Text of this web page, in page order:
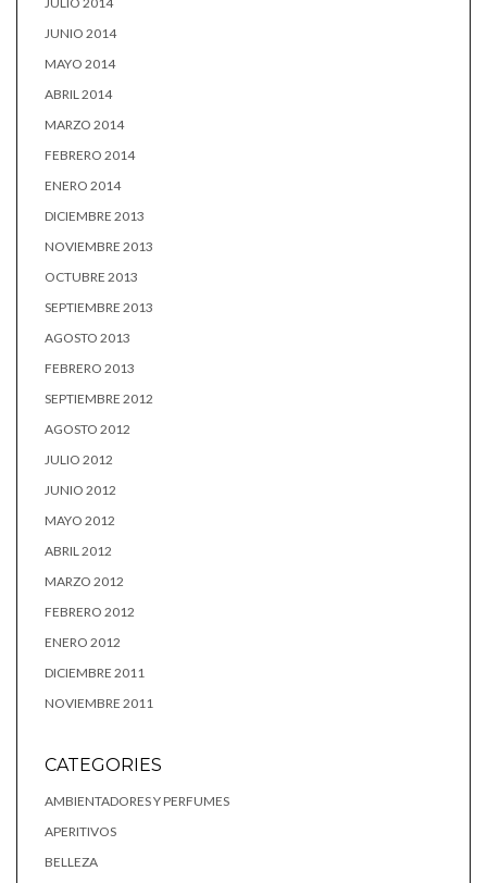
JUNIO 2014
MAYO 2014
ABRIL 2014
MARZO 2014
FEBRERO 2014
ENERO 2014
DICIEMBRE 2013
NOVIEMBRE 2013
OCTUBRE 2013
SEPTIEMBRE 2013
AGOSTO 2013
FEBRERO 2013
SEPTIEMBRE 2012
AGOSTO 2012
JULIO 2012
JUNIO 2012
MAYO 2012
ABRIL 2012
MARZO 2012
FEBRERO 2012
ENERO 2012
DICIEMBRE 2011
NOVIEMBRE 2011
CATEGORIES
AMBIENTADORES Y PERFUMES
APERITIVOS
BELLEZA